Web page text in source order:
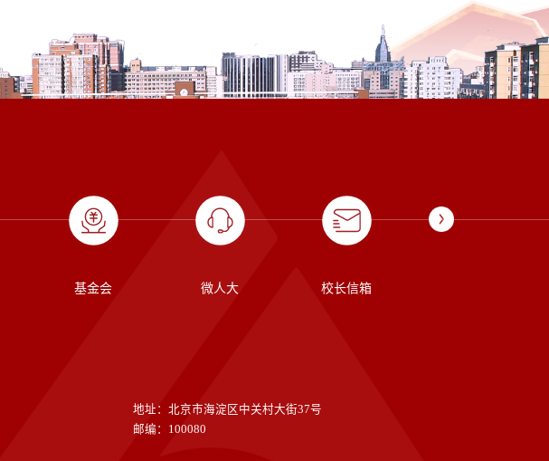
基金会 微人大 校长信箱
地址：北京市海淀区中关村大街37号
邮编：100080